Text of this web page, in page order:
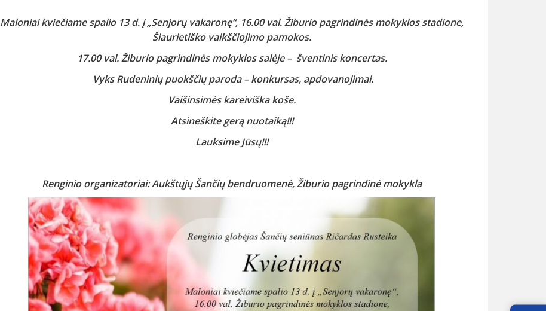
Maloniai kviečiame spalio 13 d. į „Senjorų vakaronę“, 16.00 val. Žiburio pagrindinės mokyklos stadione,
Šiaurietiško vaikščiojimo pamokos.
17.00 val. Žiburio pagrindinės mokyklos salėje – šventinis koncertas.
Vyks Rudeninių puokščių paroda – konkursas, apdovanojimai.
Vaišinsimės kareiviška koše.
Atsineškite gerą nuotaiką!!!
Lauksime Jūsų!!!
Renginio organizatoriai: Aukštųjų Šančių bendruomenė, Žiburio pagrindinė mokykla